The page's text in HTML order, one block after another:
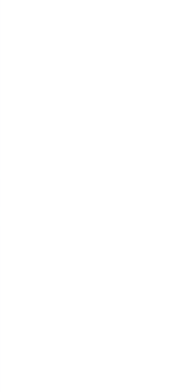
votre dimanche. . . samedi 13 juin 2026